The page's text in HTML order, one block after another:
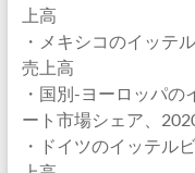
上高
・メキシコのイッテ
売上高
・国別-ヨーロッパ
ート市場シェア、
・ドイツのイッテル